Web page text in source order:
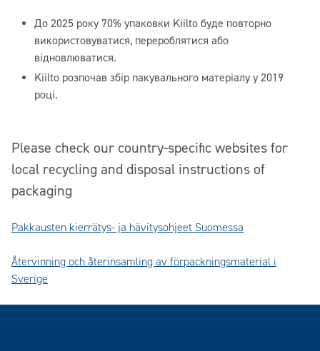
До 2025 року 70% упаковки Kiilto буде повторно
використовуватися, перероблятися або
відновлюватися.
Kiilto розпочав збір пакувального матеріалу у 2019
році.
Please check our country-specific websites for
local recycling and disposal instructions of
packaging
Pakkausten kierrätys- ja hävitysohjeet Suomessa
Återvinning och återinsamling av förpackningsmaterial i
Sverige